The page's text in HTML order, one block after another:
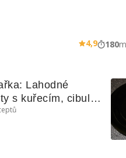
4,9 180
Lahodné
s kuřecím, cibulí a